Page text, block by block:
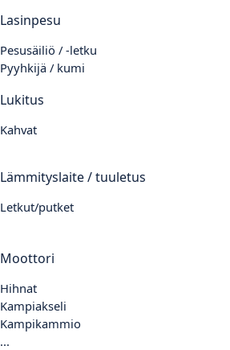
Lasinpesu
Pesusäiliö / -letku
Pyyhkijä / kumi
Lukitus
Kahvat
Lämmityslaite / tuuletus
Letkut/putket
Moottori
Hihnat
Kampiakseli
Kampikammio
...